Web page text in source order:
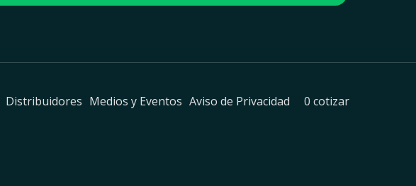
Distribuidores Medios y Eventos Aviso de Privacidad 0 cotizar